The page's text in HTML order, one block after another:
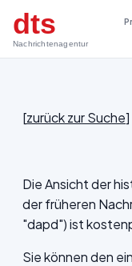
dts
Nachrichtenagentur
[zurück zur Suche]
Die Ansicht der
der früheren
"dapd") ist
Sie können den